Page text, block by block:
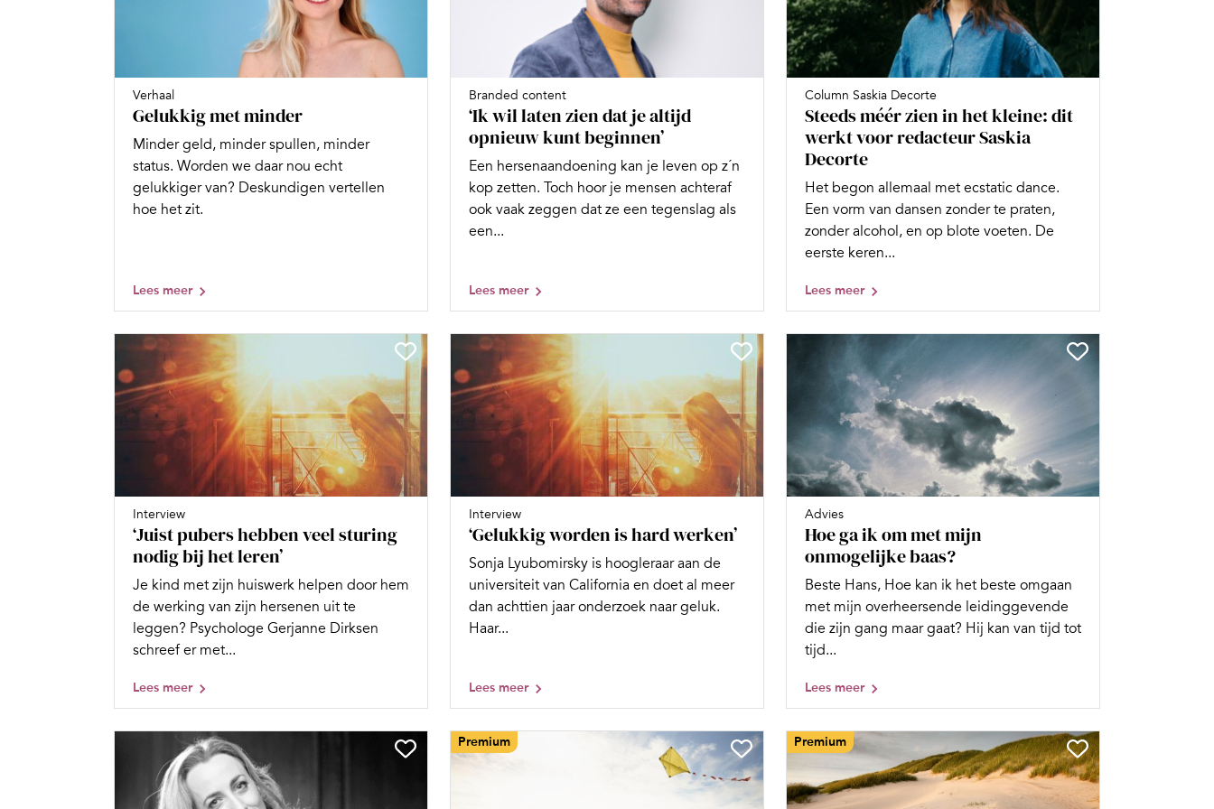
Verhaal
Gelukkig met minder
Minder geld, minder spullen, minder
status. Worden we daar nou echt
gelukkiger van? Deskundigen vertellen
hoe het zit.
Lees meer
Branded content
‘Ik wil laten zien dat je altijd
opnieuw kunt beginnen’
Een hersenaandoening kan je leven op z´n
kop zetten. Toch hoor je mensen achteraf
ook vaak zeggen dat ze een tegenslag als
een...
Lees meer
Column Saskia Decorte
Steeds méér zien in het kleine: dit
werkt voor redacteur Saskia
Decorte
Het begon allemaal met ecstatic dance.
Een vorm van dansen zonder te praten,
zonder alcohol, en op blote voeten. De
eerste keren...
Lees meer
Interview
‘Juist pubers hebben veel sturing
nodig bij het leren’
Je kind met zijn huiswerk helpen door hem
de werking van zijn hersenen uit te
leggen? Psychologe Gerjanne Dirksen
schreef er met...
Lees meer
Interview
‘Gelukkig worden is hard werken’
Sonja Lyubomirsky is hoogleraar aan de
universiteit van California en doet al meer
dan achttien jaar onderzoek naar geluk.
Haar...
Lees meer
Advies
Hoe ga ik om met mijn
onmogelijke baas?
Beste Hans, Hoe kan ik het beste omgaan
met mijn overheersende leidinggevende
die zijn gang maar gaat? Hij kan van tijd tot
tijd...
Lees meer
Premium Premium